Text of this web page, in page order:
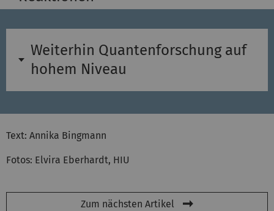
Weiterhin Quantenforschung auf
hohem Niveau
Text: Annika Bingmann
Fotos: Elvira Eberhardt, HIU
Zum nächsten Artikel